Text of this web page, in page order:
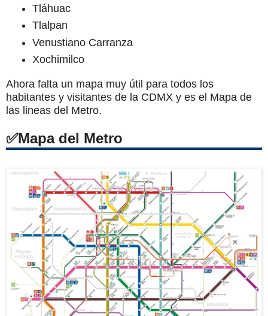
Tláhuac
Tlalpan
Venustiano Carranza
Xochimilco
Ahora falta un mapa muy útil para todos los
habitantes y visitantes de la CDMX y es el Mapa de
las lineas del Metro.
Mapa del Metro